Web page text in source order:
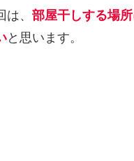
、 部屋干しする場
と思います。